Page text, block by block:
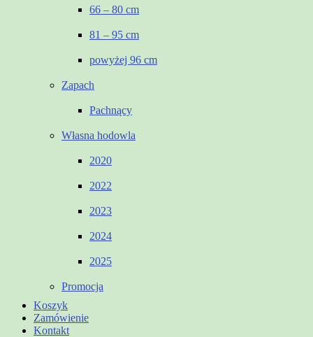
66 – 80 cm
81 – 95 cm
powyżej 96 cm
Zapach
Pachnący
Własna hodowla
2020
2022
2023
2024
2025
Promocja
Koszyk
Zamówienie
Kontakt